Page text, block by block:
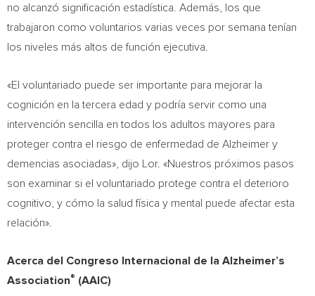
no alcanzó significación estadística. Además, los que
trabajaron como voluntarios varias veces por semana tenían
los niveles más altos de función ejecutiva.
«El voluntariado puede ser importante para mejorar la
cognición en la tercera edad y podría servir como una
intervención sencilla en todos los adultos mayores para
proteger contra el riesgo de enfermedad de Alzheimer y
demencias asociadas», dijo Lor. «Nuestros próximos pasos
son examinar si el voluntariado protege contra el deterioro
cognitivo, y cómo la salud física y mental puede afectar esta
relación».
Acerca del Congreso Internacional de la Alzheimer’s
Association® (AAIC)